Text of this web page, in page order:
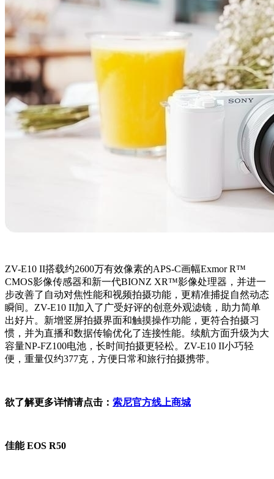
ZV-E10 II搭载约2600万有效像素的APS-C画幅Exmor R™
CMOS影像传感器和新一代BIONZ XR™影像处理器，并进一
步改善了自动对焦性能和视频拍摄功能，更精准捕捉自然动态
瞬间。ZV-E10 II加入了广受好评的创意外观滤镜，助力简单
出好片。新增竖屏拍摄界面和触摸操作功能，更符合拍摄习
惯，并为直播和数据传输优化了连接性能。续航方面升级为大
容量NP-FZ100电池，长时间拍摄更轻松。ZV-E10 II小巧轻
便，重量仅约377克，方便日常和旅行拍摄携带。
欲了解更多详情请点击： 索尼官方线上商城
佳能 EOS R50